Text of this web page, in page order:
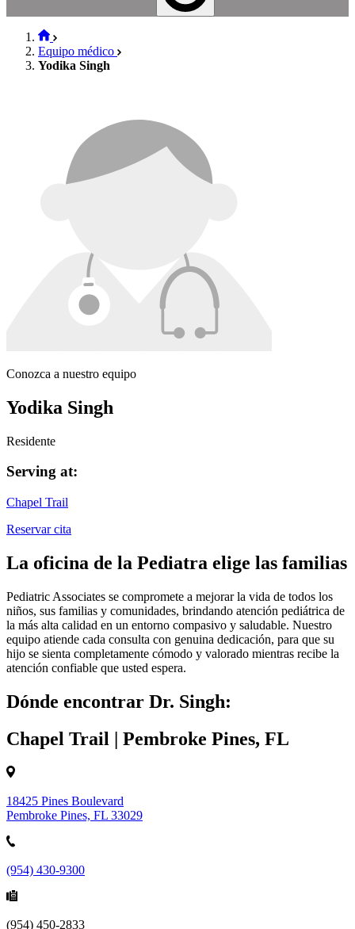
Equipo médico
Yodika Singh
Conozca a nuestro equipo
Yodika Singh
Residente
Serving at:
Chapel Trail
Reservar cita
La oficina de la Pediatra elige las familias
Pediatric Associates se compromete a mejorar la vida de todos los
niños, sus familias y comunidades, brindando atención pediátrica de
la más alta calidad en un entorno compasivo y saludable. Nuestro
equipo atiende cada consulta con genuina dedicación, para que su
hijo se sienta completamente cómodo y valorado mientras recibe la
atención confiable que usted espera.
Dónde encontrar Dr. Singh:
Chapel Trail | Pembroke Pines, FL
18425 Pines Boulevard
Pembroke Pines, FL 33029
(954) 430-9300
(954) 450-2833